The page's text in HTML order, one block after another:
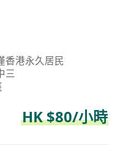
香港永久居民
三
HK $80/小時